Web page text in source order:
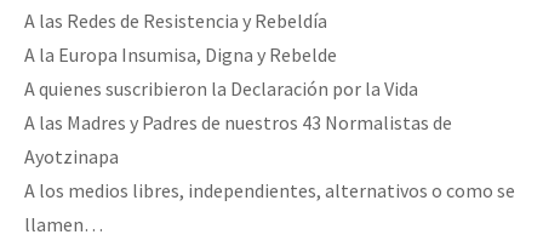
Otras secciones
Semillero Guerra contra la Humanidad. (Las poblaciones y
la naturaleza bajo asedio)
Libros para descargar
Medios Libres
COVID-19
A las Redes de Resistencia y Rebeldía
A la Europa Insumisa, Digna y Rebelde
A quienes suscribieron la Declaración por la Vida
A las Madres y Padres de nuestros 43 Normalistas de
Ayotzinapa
A los medios libres, independientes, alternativos o como se
llamen…